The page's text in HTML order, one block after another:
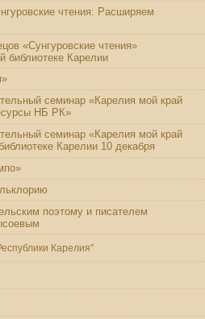
чтения: Расширяем
«Сунгуровские чтения»
библиотеке Карелии
семинар «Карелия мой край
НБ РК»
семинар «Карелия мой край
Карелии 10 декабря
поэтому и писателем
Карелия"